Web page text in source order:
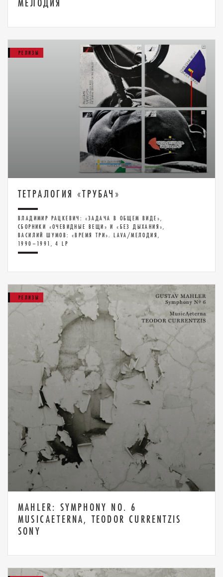
МЕЛОДИЯ
РЕЛИЗЫ
ТЕТРАЛОГИЯ «ТРУБАЧ»
ВЛАДИМИР РАЦКЕВИЧ: «ЗАДАЧА В ОБЩЕМ ВИДЕ»,
СБОРНИКИ «ОЧЕВИДНЫЕ ВЕЩИ» И «БЕЗ ДЫХАНИЯ»,
ВАСИЛИЙ ШУМОВ: «ВРЕМЯ ТРИ». LAVA/МЕЛОДИЯ,
1990–1991, 4 LP
РЕЛИЗЫ
MAHLER: SYMPHONY NO. 6
MUSICAETERNA, TEODOR CURRENTZIS
SONY